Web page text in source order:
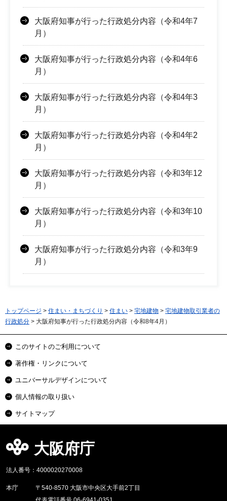
大阪府知事が行った行政処分内容（令和4年7
月）
大阪府知事が行った行政処分内容（令和4年6
月）
大阪府知事が行った行政処分内容（令和4年3
月）
大阪府知事が行った行政処分内容（令和4年2
月）
大阪府知事が行った行政処分内容（令和3年12
月）
大阪府知事が行った行政処分内容（令和3年10
月）
大阪府知事が行った行政処分内容（令和3年9
月）
トップページ > 住まい・まちづくり > 住まい > 宅地建物 > 宅地建物取引業者の
行政処分 > 大阪府知事が行った行政処分内容（令和8年4月）
このサイトのご利用について
著作権・リンクについて
ユニバーサルデザインについて
個人情報の取り扱い
サイトマップ
大阪府庁
法人番号：4000020270008
本庁
〒540-8570 大阪市中央区大手前2丁目